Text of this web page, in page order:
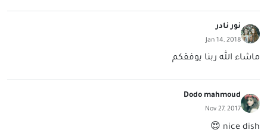
نور نادر
Jan 14, 2018
ماشاء الله ربنا يوفقكم
Dodo mahmoud
Nov 27, 2017
nice dish 😍